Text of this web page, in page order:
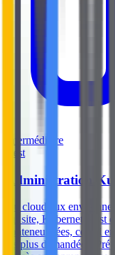
Intermédiaire
Best
Administration
Du cloud aux
sur site, Kubernetes est
conteneurisées, ce qui
les plus demandées.